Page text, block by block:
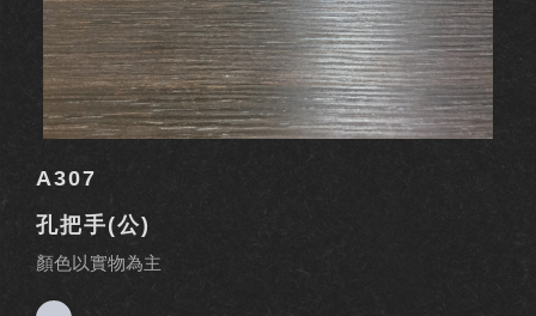
A307
孔把手(公)
顏色以實物為主